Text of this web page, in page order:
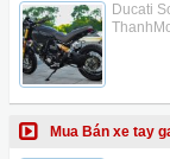
Ducati
Mua Bán xe tay